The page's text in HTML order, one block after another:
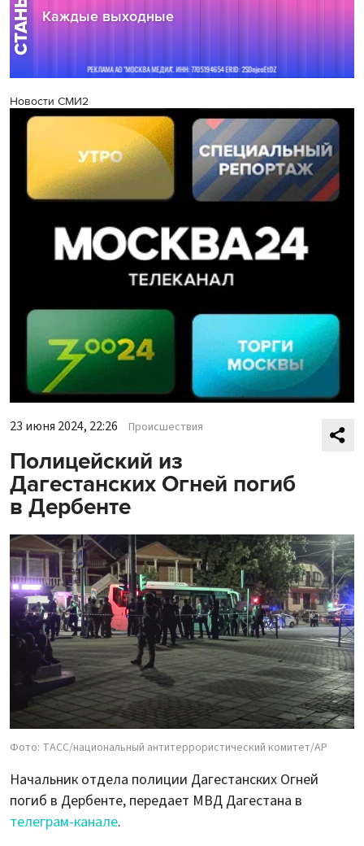
Новости СМИ2
23 июня 2024, 22:26 Происшествия
Полицейский из
Дагестанских Огней погиб
в Дербенте
Фото: ТАСС/национальный антитеррористический комитет/AP
Начальник отдела полиции Дагестанских Огней
погиб в Дербенте, передает МВД Дагестана в
телеграм-канале.